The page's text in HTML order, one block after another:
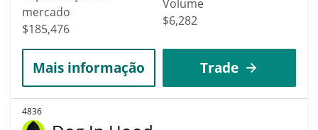
mercado
$185,476
Volume
$6,282
Mais informação Trade
4836